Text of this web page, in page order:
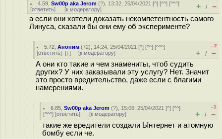
4.59 ,Sw00p aka Jerom (?), 13:32, 25/04/2021 [^] [^^] [^^^]
[ответить] [к модератору] + / –
а если они хотели доказать некомпетентность самого
Линуса, сказали бы они ему об эксперименте?
5.72 ,Аноним (72), 14:24, 25/04/2021 [^] [^^] [^^^]
[ответить] [↓] [к модератору]
–2
+ / –
А они кто такие и чем знамениты, чтоб судить
других? У них заказывали эту услугу? Нет. Значит
это просто вредительство, даже если с благими
намерениями.
6.85 ,Sw00p aka Jerom (?), 15:06, 25/04/2021 [^] [^^]
[^^^] [ответить] [к модератору]
–1
+ / –
такие же вредители создали Ынтернет и атомную
бомбу если че.